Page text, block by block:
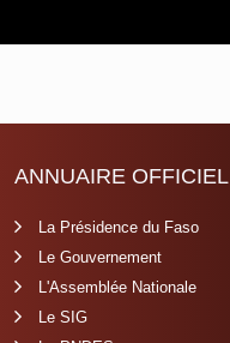
ANNUAIRE OFFICIEL
La Présidence du Faso
Le Gouvernement
L'Assemblée Nationale
Le SIG